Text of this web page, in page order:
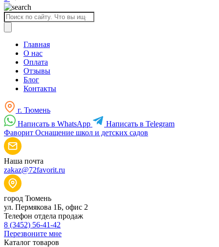
Поиск
товаров
Главная
О нас
Оплата
Отзывы
Блог
Контакты
г. Тюмень
Написать в WhatsApp
Написать в Telegram
Фаворит Оснащение школ и детских садов
Наша почта
zakaz@72favorit.ru
город Тюмень
ул. Пермякова 1Б, офис 2
Телефон отдела продаж
8 (3452) 56-41-42
Перезвоните мне
Каталог товаров